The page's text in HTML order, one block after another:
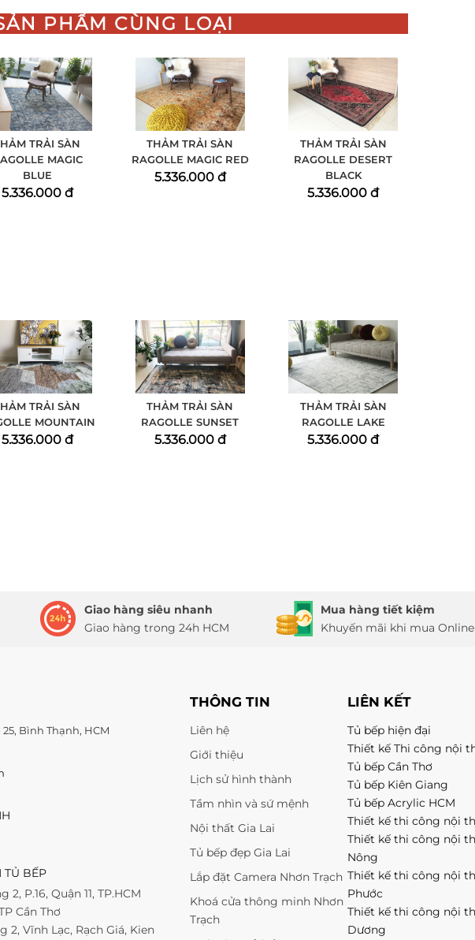
PHẨM CÙNG LOẠI
TRẢI SÀN
MAGIC
BLUE
5.336.000 đ
THẢM TRẢI SÀN
RAGOLLE MAGIC RED
5.336.000 đ
THẢM TRẢI SÀN
RAGOLLE DESERT
BLACK
5.336.000 đ
TRẢI SÀN
MOUNTAIN
5.336.000 đ
THẢM TRẢI SÀN
RAGOLLE SUNSET
5.336.000 đ
THẢM TRẢI SÀN
RAGOLLE LAKE
5.336.000 đ
Giao hàng siêu nhanh
Giao hàng trong 24h HCM
Mua hàng tiết kiệm
Khuyến mãi khi mua Online
Bình Thạnh, HCM
TỦ BẾP
P.16, Quận 11, TP.HCM
Cần Thơ
2, Vĩnh Lạc, Rạch Giá, Kien
THÔNG TIN
Liên hệ
Giới thiệu
Lịch sử hình thành
Tầm nhìn và sứ mệnh
Nội thất Gia Lai
Tủ bếp đẹp Gia Lai
Lắp đặt Camera Nhơn Trạch
Khoá cửa thông minh Nhơn
Trạch
LIÊN KẾT
Tủ bếp hiện đại
Thiết kế Thi công nội
Tủ bếp Cần Thơ
Tủ bếp Kiên Giang
Tủ bếp Acrylic HCM
Thiết kế thi công nội
Thiết kế thi công nội
Nông
Thiết kế thi công nội
Phước
Thiết kế thi công nội
Dương